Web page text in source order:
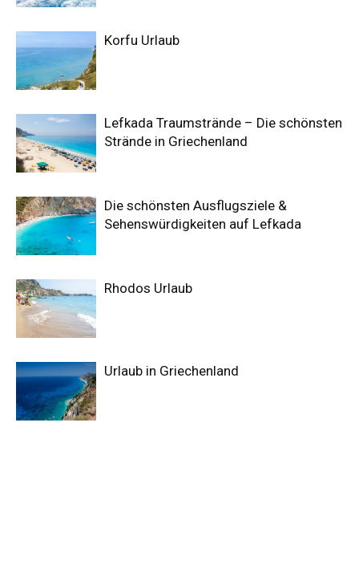
Korfu Urlaub
Lefkada Traumstrände – Die schönsten
Strände in Griechenland
Die schönsten Ausflugsziele &
Sehenswürdigkeiten auf Lefkada
Rhodos Urlaub
Urlaub in Griechenland